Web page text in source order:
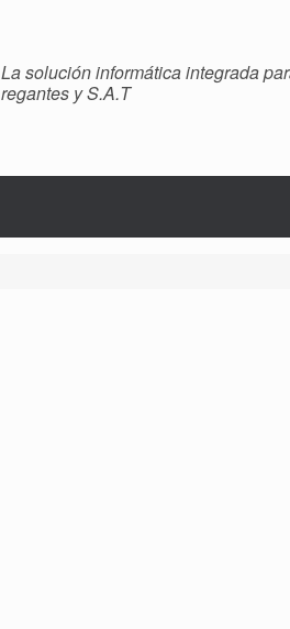
La solución informática integrada
regantes y S.A.T